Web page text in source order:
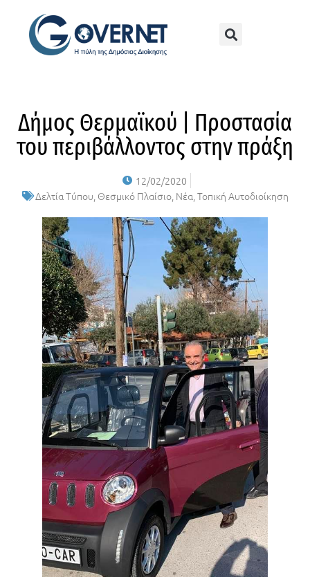
Δήμος Θερμαϊκού | Προστασία
του περιβάλλοντος στην πράξη
12/02/2020
Δελτία Τύπου Θεσμικό Πλαίσιο, Νέα Τοπική Αυτοδιοίκηση